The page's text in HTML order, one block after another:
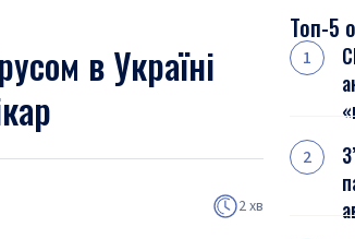
в Україні
2 хв
Топ-5